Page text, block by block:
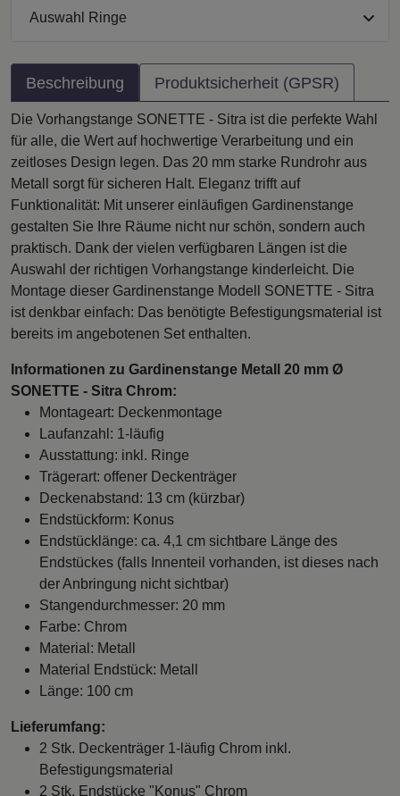
Auswahl Ringe
Beschreibung Produktsicherheit (GPSR)
Die Vorhangstange SONETTE - Sitra ist die perfekte Wahl
für alle, die Wert auf hochwertige Verarbeitung und ein
zeitloses Design legen. Das 20 mm starke Rundrohr aus
Metall sorgt für sicheren Halt. Eleganz trifft auf
Funktionalität: Mit unserer einläufigen Gardinenstange
gestalten Sie Ihre Räume nicht nur schön, sondern auch
praktisch. Dank der vielen verfügbaren Längen ist die
Auswahl der richtigen Vorhangstange kinderleicht. Die
Montage dieser Gardinenstange Modell SONETTE - Sitra
ist denkbar einfach: Das benötigte Befestigungsmaterial ist
bereits im angebotenen Set enthalten.
Informationen zu Gardinenstange Metall 20 mm Ø
SONETTE - Sitra Chrom:
Montageart: Deckenmontage
Laufanzahl: 1-läufig
Ausstattung: inkl. Ringe
Trägerart: offener Deckenträger
Deckenabstand: 13 cm (kürzbar)
Endstückform: Konus
Endstücklänge: ca. 4,1 cm sichtbare Länge des
Endstückes (falls Innenteil vorhanden, ist dieses nach
der Anbringung nicht sichtbar)
Stangendurchmesser: 20 mm
Farbe: Chrom
Material: Metall
Material Endstück: Metall
Länge: 100 cm
Lieferumfang:
2 Stk. Deckenträger 1-läufig Chrom inkl.
Befestigungsmaterial
2 Stk. Endstücke "Konus" Chrom